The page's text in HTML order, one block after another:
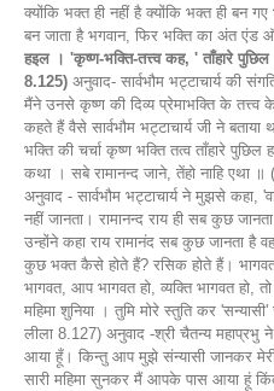
क्योंकि भक्त ही नहीं है क्योंकि भक्त ही बन
बन जाता है भगवान, फिर भक्ति का अंत एंड
हइल । 'कृष्ण-भक्ति-तत्त्व कह, ' ताँहारे
8.125) अनुवाद- सार्वभौम भट्टाचार्य की
मैंने उनसे कृष्ण की दिव्य प्रेमाभक्ति के तत्त्व
कहते हैं वैसे सार्वभौम भट्टाचार्य जी ने
भक्ति की चर्चा कृष्ण भक्ति तत्व ताँहारे
कथा । सबे रामानन्द जाने, तेंहो नाहि एथा
अनुवाद - सार्वभौम भट्टाचार्य ने मुझसे
नहीं जानता। रामानन्द राय ही सब कुछ
उन्होंने कहा राय रामानंद सब कुछ जानता है
कुछ भक्त कैसे होते हैं? रसिक होते हैं।
भागवत, आप भागवत हो, व्यक्ति भागवत हो,
महिमा शुनिया । तुमि मोरे स्तुति कर
लीला 8.127) अनुवाद -श्री चैतन्य
आया हूँ। किन्तु आप मुझे संन्यासी जानकर
सारी महिमा सुनकर मैं आपके पास आया हूं